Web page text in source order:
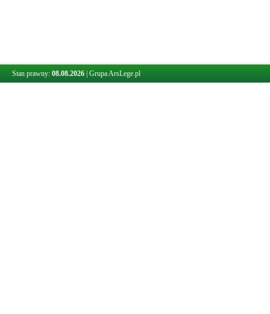
Stan prawny: 08.08.2026 Grupa ArsLege.pl